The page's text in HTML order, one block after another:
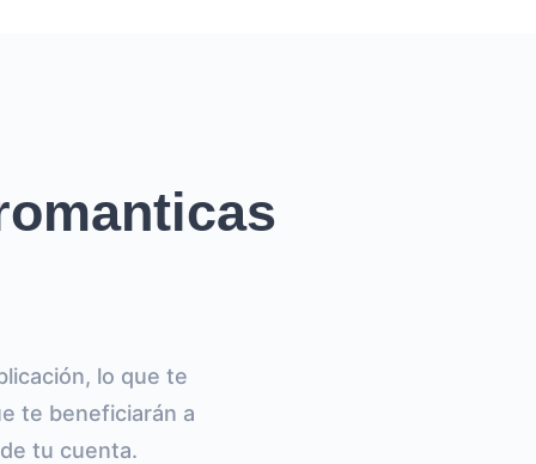
lo que te
te beneficiarán a
tu cuenta.